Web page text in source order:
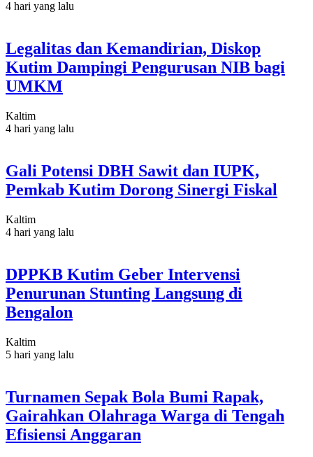
4 hari yang lalu
Legalitas dan Kemandirian, Diskop
Kutim Dampingi Pengurusan NIB bagi
UMKM
Kaltim
4 hari yang lalu
Gali Potensi DBH Sawit dan IUPK,
Pemkab Kutim Dorong Sinergi Fiskal
Kaltim
4 hari yang lalu
DPPKB Kutim Geber Intervensi
Penurunan Stunting Langsung di
Bengalon
Kaltim
5 hari yang lalu
Turnamen Sepak Bola Bumi Rapak,
Gairahkan Olahraga Warga di Tengah
Efisiensi Anggaran